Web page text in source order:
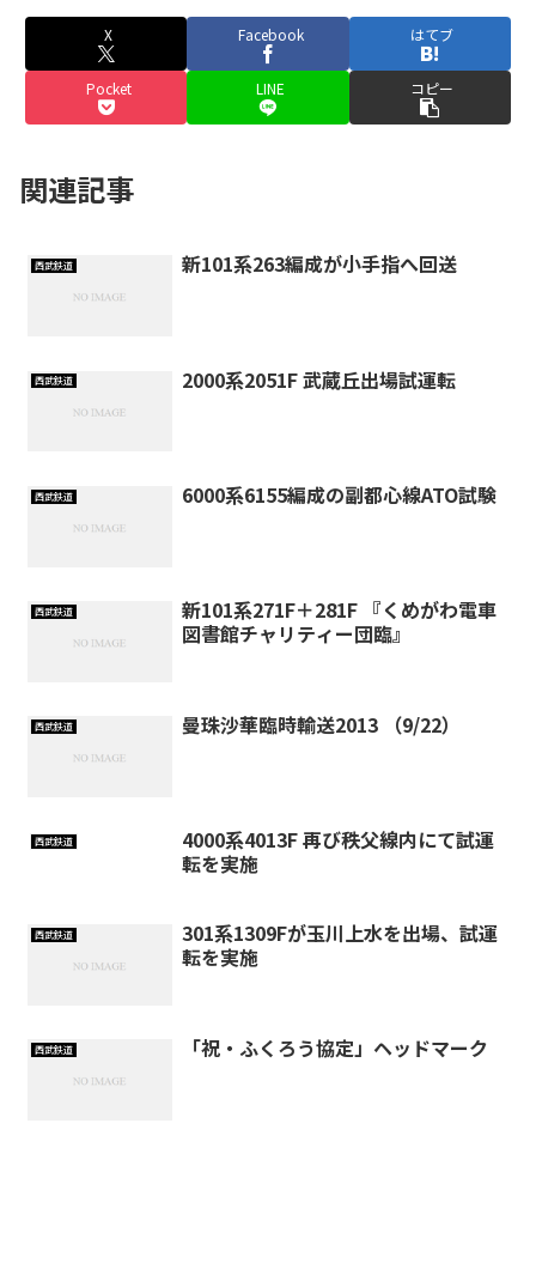
X Facebook はてブ
Pocket LINE コピー
関連記事
西武鉄道 新101系263編成が小手指へ回送
西武鉄道 2000系2051F 武蔵丘出場試運転
西武鉄道 6000系6155編成の副都心線ATO試験
西武鉄道
新101系271F＋281F 『くめがわ電車
図書館チャリティー団臨』
西武鉄道 曼珠沙華臨時輸送2013 （9/22）
西武鉄道
4000系4013F 再び秩父線内にて試運
転を実施
西武鉄道
301系1309Fが玉川上水を出場、試運
転を実施
西武鉄道 「祝・ふくろう協定」ヘッドマーク